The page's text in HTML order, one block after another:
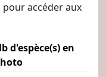
accéder aux
d'espèce(s) en